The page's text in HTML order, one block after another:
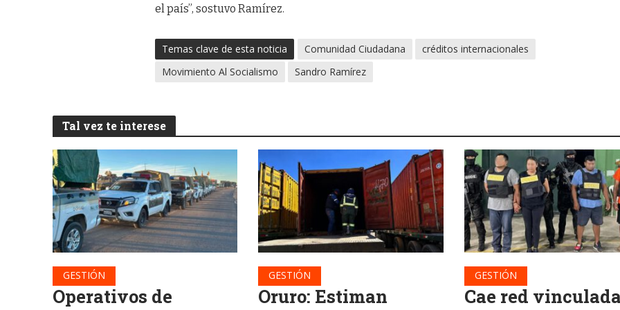
el país”, sostuvo Ramírez.
Temas clave de esta noticia Comunidad Ciudadana
créditos internacionales
Movimiento Al Socialismo
Sandro Ramírez
Tal vez te interese
GESTIÓN
Operativos de
GESTIÓN
Oruro: Estiman
GESTIÓN
Cae red